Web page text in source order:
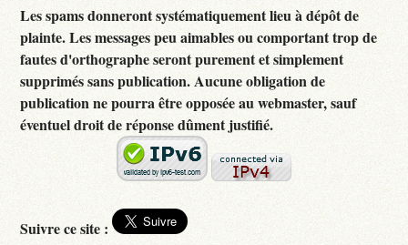
Les spams donneront systématiquement lieu à dépôt de
plainte. Les messages peu aimables ou comportant trop de
fautes d'orthographe seront purement et simplement
supprimés sans publication. Aucune obligation de
publication ne pourra être opposée au webmaster, sauf
éventuel droit de réponse dûment justifié.
Suivre ce site :